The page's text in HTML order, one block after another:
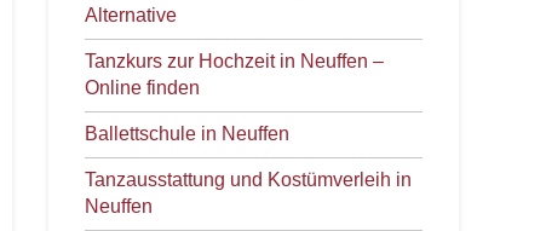
Alternative
Tanzkurs zur Hochzeit in Neuffen –
Online finden
Ballettschule in Neuffen
Tanzausstattung und Kostümverleih in
Neuffen